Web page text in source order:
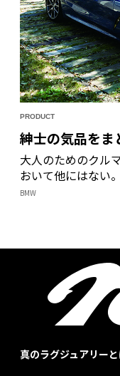
PRODUCT
紳士の気品をま
大人のためのクル
おいて他にはない
BMWの新型8シリ
BMW
真のラグジュアリー